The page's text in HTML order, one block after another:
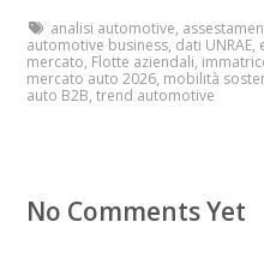
analisi automotive,
automotive business, dati UNRAE,
mercato, Flotte aziendali,
mercato auto 2026, mobilità
auto B2B, trend automotive
No Comments Yet